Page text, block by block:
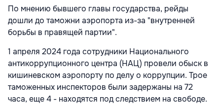
По мнению бывшего главы государства, рейды
дошли до таможни аэропорта из-за "внутренней
борьбы в правящей партии".
1 апреля 2024 года сотрудники Национального
антикоррупционного центра (НАЦ) провели обыск в
кишиневском аэропорту по делу о коррупции. Трое
таможенных инспекторов были задержаны на 72
часа, еще 4 - находятся под следствием на свободе.